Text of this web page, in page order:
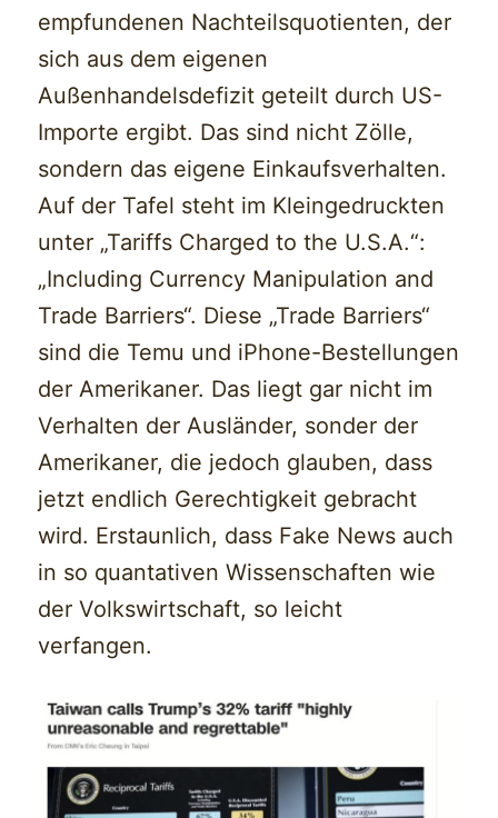
empfundenen Nachteilsquotienten, der
sich aus dem eigenen
Außenhandelsdefizit geteilt durch US-
Importe ergibt. Das sind nicht Zölle,
sondern das eigene Einkaufsverhalten.
Auf der Tafel steht im Kleingedruckten
unter „Tariffs Charged to the U.S.A.“:
„Including Currency Manipulation and
Trade Barriers“. Diese „Trade Barriers“
sind die Temu und iPhone-Bestellungen
der Amerikaner. Das liegt gar nicht im
Verhalten der Ausländer, sonder der
Amerikaner, die jedoch glauben, dass
jetzt endlich Gerechtigkeit gebracht
wird. Erstaunlich, dass Fake News auch
in so quantativen Wissenschaften wie
der Volkswirtschaft, so leicht
verfangen.